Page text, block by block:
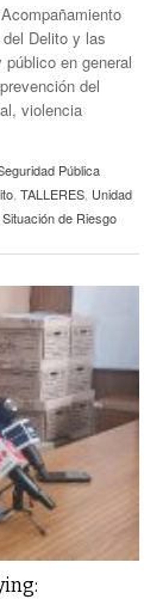
Delito y las
en general
del
violencia
Pública
TALLERES Unidad
de Riesgo